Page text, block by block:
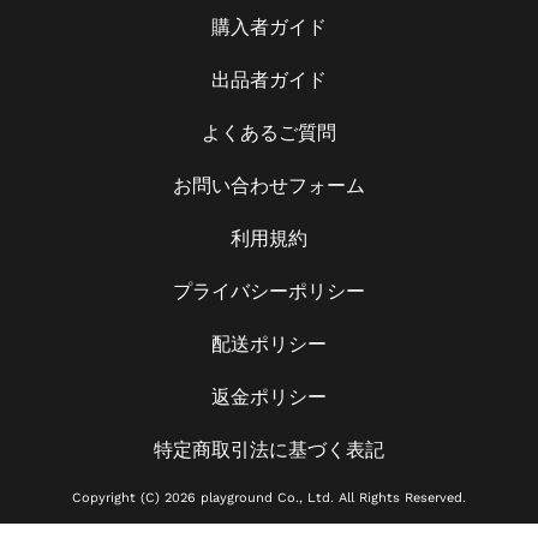
購入者ガイド
出品者ガイド
よくあるご質問
お問い合わせフォーム
利用規約
プライバシーポリシー
配送ポリシー
返金ポリシー
特定商取引法に基づく表記
Copyright (C) 2026 playground Co., Ltd. All Rights Reserved.